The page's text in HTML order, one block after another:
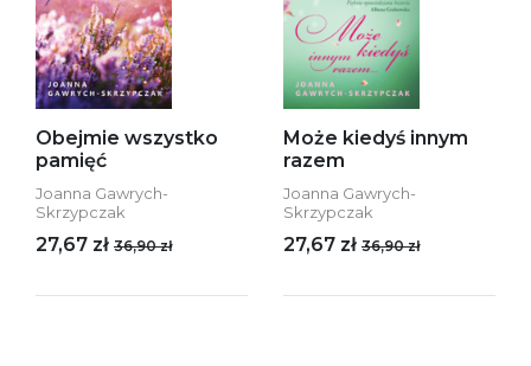
Obejmie wszystko
pamięć
Joanna Gawrych-
Skrzypczak
27,67 zł 36,90 zł
Może kiedyś innym
razem
Joanna Gawrych-
Skrzypczak
27,67 zł 36,90 zł